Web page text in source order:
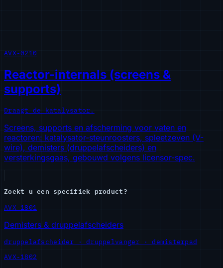
AVX-0210
Reactor-internals (screens &
supports)
Draagt de katalysator.
Screens, supports en afscherming voor vaten en
reactoren: katalysator-steunroosters, spleetzeven (V-
wire), demisters (druppelafscheiders) en
versterkingsgaas, gebouwd volgens licensor-spec.
Zoekt u een specifiek product?
AVX-1801
Demisters & druppelafscheiders
druppelafscheider · druppelvanger · demisterpad
AVX-1802